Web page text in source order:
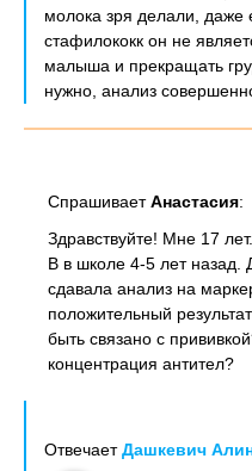
молока зря делали, даже
стафилококк он не
малыша и прекращать
нужно, анализ
СпрашиваетАнастасия:
Здравствуйте! Мне 17
B в школе 4-5 лет назад.
сдавала анализ на
положительный
быть связано с
концентрация антител?
ОтвечаетДашкевич